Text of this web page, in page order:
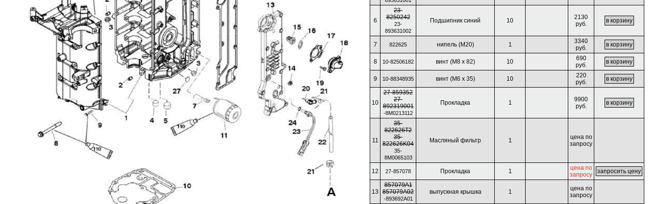
6
23-
8250242
23-
893631002
Подшипник синий 10
2130
руб.
7 822625 нипель (М20) 1
3340
руб.
8
10-82506182 винт (M8 x 82) 10
690
руб.
9
10-88348935 винт (M6 x 35) 10
220
руб.
10
27-859352
27-
892319001
-8M0213112
Прокладка 1
9900
руб.
11
35-
822626T2
35-
822626K04
35-
8M0065103
Масляный фильтр 1
цена по
запросу
12 27-857078 Прокладка 1
цена по
запросу
13
857079A1
857079A02
-893692A01
выпускная крышка 1
цена по
запросу